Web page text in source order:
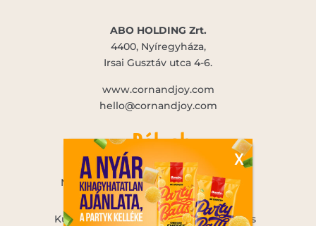
ABO HOLDING Zrt.
4400, Nyíregyháza,
Irsai Gusztáv utca 4-6.
www.cornandjoy.com
hello@cornandjoy.com
Rólunk
Mi egy 1993-ban alakult, 100% magyar
tulajdonban lévő vállalat vagyunk.
Küldetésünknek tekintjük, hogy magas
X